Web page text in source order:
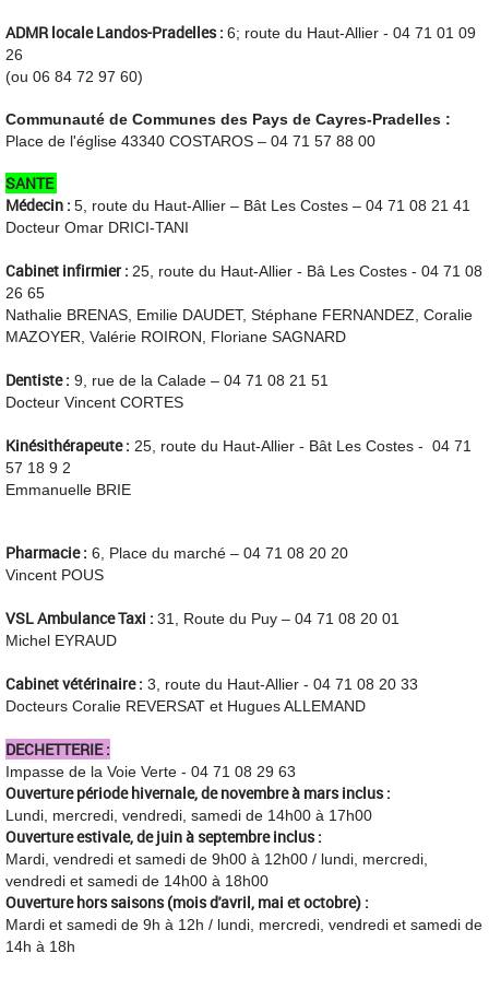
ADMR locale Landos-Pradelles : 6; route du Haut-Allier - 04 71 01 09
26
(ou 06 84 72 97 60)
Communauté de Communes des Pays de Cayres-Pradelles :
Place de l'église 43340 COSTAROS – 04 71 57 88 00
SANTE
Médecin : 5, route du Haut-Allier – Bât Les Costes – 04 71 08 21 41
Docteur Omar DRICI-TANI
Cabinet infirmier : 25, route du Haut-Allier - Bâ Les Costes - 04 71 08
26 65
Nathalie BRENAS, Emilie DAUDET, Stéphane FERNANDEZ, Coralie
MAZOYER, Valérie ROIRON, Floriane SAGNARD
Dentiste : 9, rue de la Calade – 04 71 08 21 51
Docteur Vincent CORTES
Kinésithérapeute : 25, route du Haut-Allier - Bât Les Costes - 04 71
57 18 9 2
Emmanuelle BRIE
Pharmacie : 6, Place du marché – 04 71 08 20 20
Vincent POUS
VSL Ambulance Taxi : 31, Route du Puy – 04 71 08 20 01
Michel EYRAUD
Cabinet vétérinaire : 3, route du Haut-Allier - 04 71 08 20 33
Docteurs Coralie REVERSAT et Hugues ALLEMAND
DECHETTERIE :
Impasse de la Voie Verte - 04 71 08 29 63
Ouverture période hivernale,de novembre à mars inclus :
Lundi, mercredi, vendredi, samedi de 14h00 à 17h00
Ouverture estivale, de juin à septembre inclus :
Mardi, vendredi et samedi de 9h00 à 12h00 / lundi, mercredi,
vendredi et samedi de 14h00 à 18h00
Ouverture hors saisons (mois d'avril, mai et octobre) :
Mardi et samedi de 9h à 12h / lundi, mercredi, vendredi et samedi de
14h à 18h